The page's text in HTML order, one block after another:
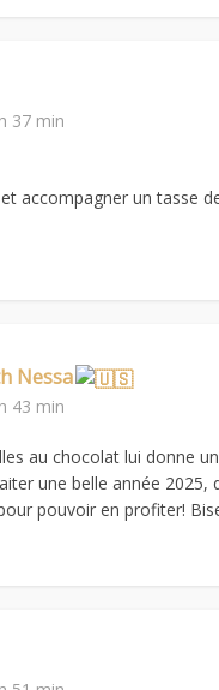
37 min
accompagner un tasse
Nessa
43 min
au chocolat lui donne
une belle année 2025,
pouvoir en profiter!